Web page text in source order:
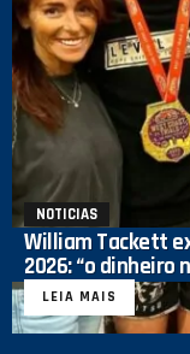
NOTICIAS
William Tackett
2026: “o dinheiro
LEIA MAIS